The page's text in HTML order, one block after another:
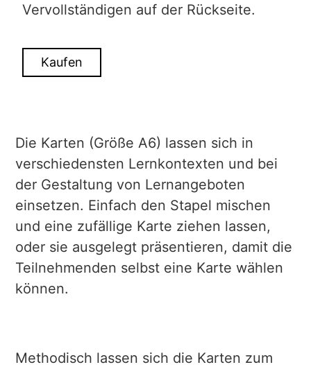
Vervollständigen auf der Rückseite.
Kaufen
Die Karten (Größe A6) lassen sich in
verschiedensten Lernkontexten und bei
der Gestaltung von Lernangeboten
einsetzen. Einfach den Stapel mischen
und eine zufällige Karte ziehen lassen,
oder sie ausgelegt präsentieren, damit die
Teilnehmenden selbst eine Karte wählen
können.
Methodisch lassen sich die Karten zum